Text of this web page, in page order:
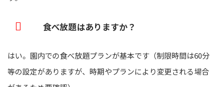
食べ放題はありますか？
はい。園内での食べ放題プランが基本です（制限時間は60分
等の設定がありますが、時期やプランにより変更される場合